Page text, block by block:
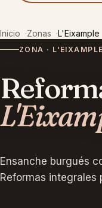
Inicio Zonas L'Eixample
ZONA · L'EIXAMPLE
Ensanche burgués
Reformas integrales